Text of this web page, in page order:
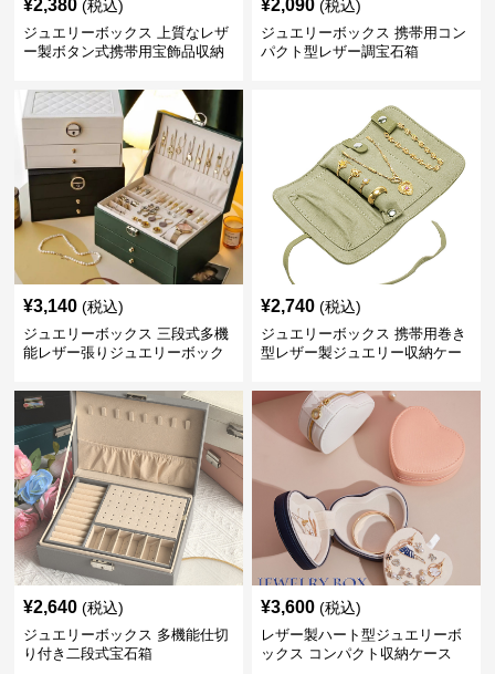
¥2,380 (税込)
ジュエリーボックス 上質なレザ
ー製ボタン式携帯用宝飾品収納
¥2,090 (税込)
ジュエリーボックス 携帯用コン
パクト型レザー調宝石箱
¥3,140 (税込)
ジュエリーボックス 三段式多機
能レザー張りジュエリーボック
¥2,740 (税込)
ジュエリーボックス 携帯用巻き
型レザー製ジュエリー収納ケー
¥2,640 (税込)
ジュエリーボックス 多機能仕切
り付き二段式宝石箱
¥3,600 (税込)
レザー製ハート型ジュエリーボ
ックス コンパクト収納ケース